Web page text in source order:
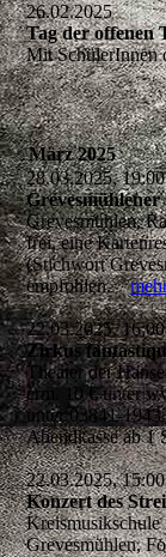
26.02.2025
Tag der offenen
Mit
März 2025
28.03.2025, 19:00
Grevesmühlen,
frei, eine
(Stichwort
empfohlen.
22.03.2025, 16:00
Zirkus
Theater der
erm. 10 € unter
unter 03841-
Abendkasse ab
22.03.2025, 15:00
Konzert des
Kreismusikschule
Grevesmühlen,